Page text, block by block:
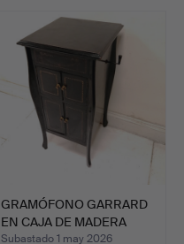
GRAMÓFONO GARRARD
EN CAJA DE MADERA
EBONIZ…
Subastado 1 may 2026